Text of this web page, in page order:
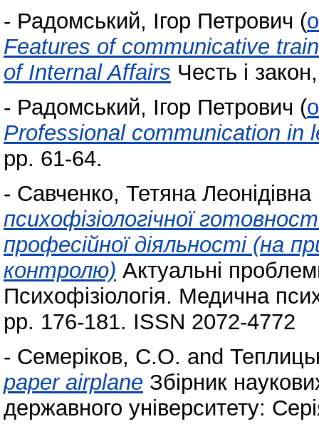
- Радомський, Ігор Петрович (
Features of communicative
of Internal Affairs Честь і
- Радомський, Ігор Петрович (
Professional communication in
pp. 61-64.
- Савченко, Тетяна Леонідівна
психофізіологічної
професійної діяльності (на
контролю) Актуальні
Психофізіологія. Медична
pp. 176-181. ISSN 2072-4772
- Семеріков, С.О. and
paper airplane Збірник
державного університету: